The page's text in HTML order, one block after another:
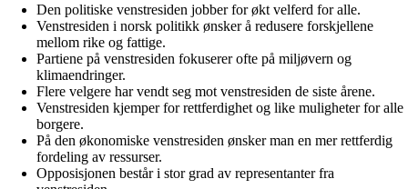
Den politiske venstresiden jobber for økt velferd for alle.
Venstresiden i norsk politikk ønsker å redusere forskjellene
mellom rike og fattige.
Partiene på venstresiden fokuserer ofte på miljøvern og
klimaendringer.
Flere velgere har vendt seg mot venstresiden de siste årene.
Venstresiden kjemper for rettferdighet og like muligheter for alle
borgere.
På den økonomiske venstresiden ønsker man en mer rettferdig
fordeling av ressurser.
Opposisjonen består i stor grad av representanter fra